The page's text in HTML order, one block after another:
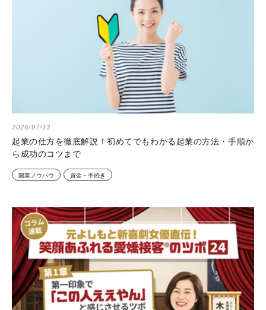
2026/07/13
起業の仕方を徹底解説！初めてでもわかる起業の方法・手順か
ら成功のコツまで
開業ノウハウ 資金・手続き